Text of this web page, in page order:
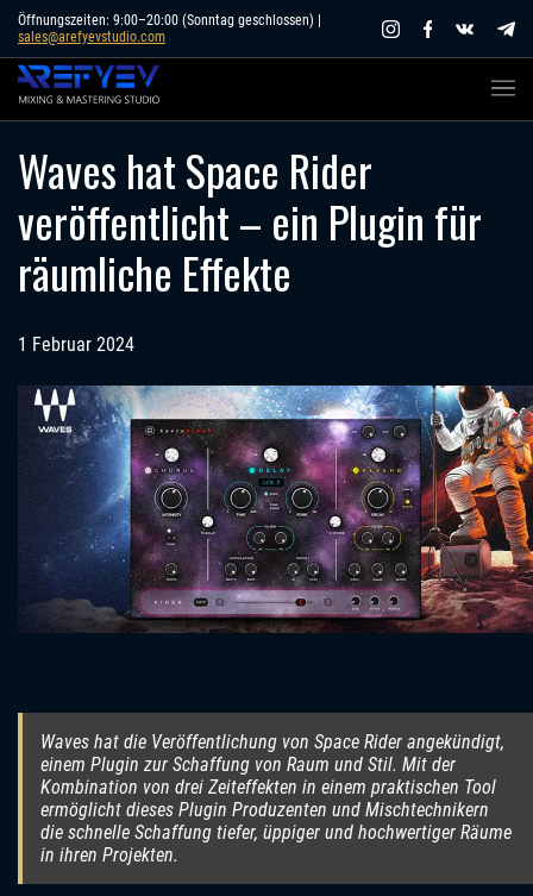
Skip
content
Öffnungszeiten: 9:00–20:00 (Sonntag geschlossen) |
sales@arefyevstudio.com
Waves hat Space Rider
veröffentlicht – ein Plugin für
räumliche Effekte
1 Februar 2024
Waves hat die Veröffentlichung von Space Rider angekündigt,
einem Plugin zur Schaffung von Raum und Stil. Mit der
Kombination von drei Zeiteffekten in einem praktischen Tool
ermöglicht dieses Plugin Produzenten und Mischtechnikern
die schnelle Schaffung tiefer, üppiger und hochwertiger Räume
in ihren Projekten.